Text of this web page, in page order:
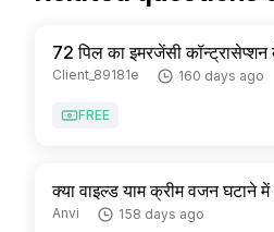
72 पिल का इमरजेंसी
Client_89181e 160 days ago
FREE
क्या वाइल्ड याम क्रीम वजन घटाने
Anvi 158 days ago